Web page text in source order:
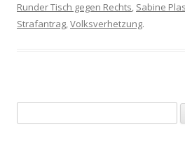
Runder Tisch gegen Rechts, Sabine
Strafantrag,Volksverhetzung.